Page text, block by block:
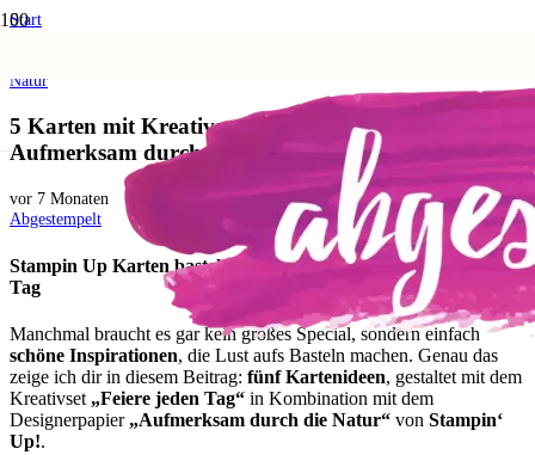
Start
Natur
5 Karten mit Kreativset Feiere jeden tag und Dsp
Aufmerksam durch die Natur
vor 7 Monaten
Abgestempelt
Stampin Up Karten basteln mit dem Kreativset Feiere jeden
Tag
Manchmal braucht es gar kein großes Special, sondern einfach
schöne Inspirationen, die Lust aufs Basteln machen. Genau das
zeige ich dir in diesem Beitrag: fünf Kartenideen, gestaltet mit dem
Kreativset „Feiere jeden Tag“ in Kombination mit dem
Designerpapier „Aufmerksam durch die Natur“ von Stampin‘
Up!.